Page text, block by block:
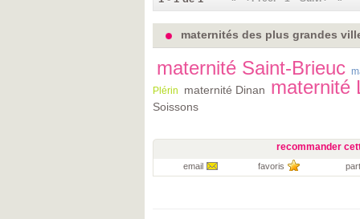
maternités des plus grandes
maternité Saint-Brieuc
Plérin
maternité Dinan maternité
Soissons
recommander
email favoris